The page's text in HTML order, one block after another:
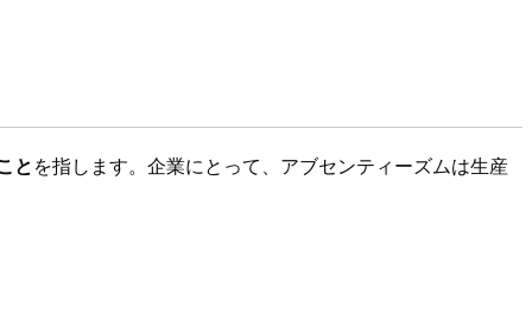
とを指します。企業にとって、アブセンティーズムは生産